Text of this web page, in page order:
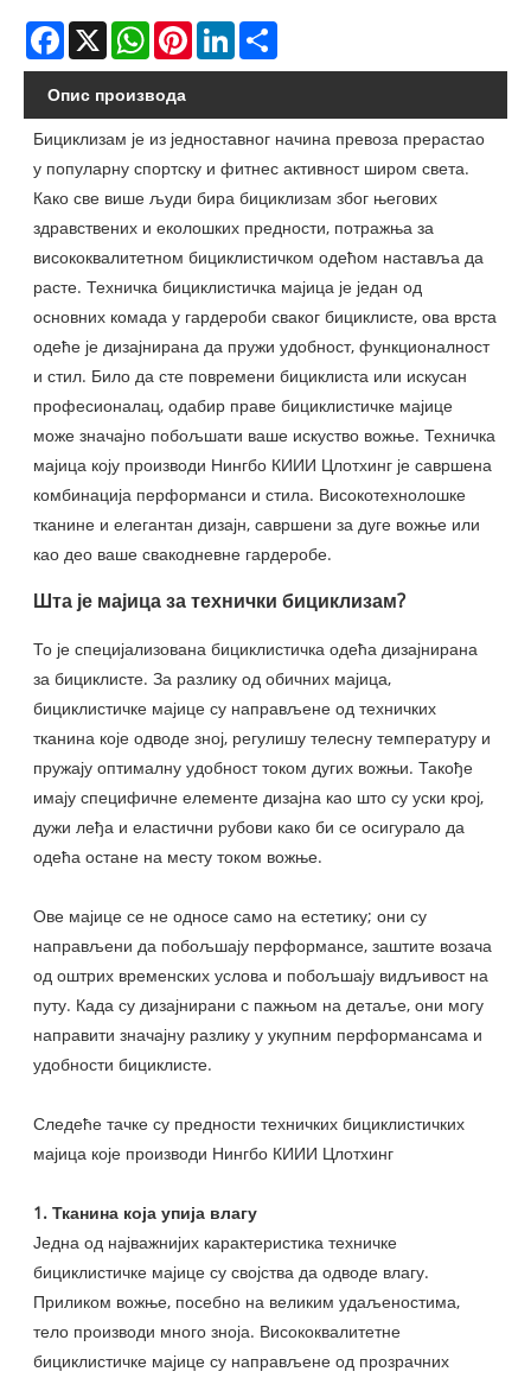
Facebook
X WhatsAppPinterestLinkedIn
Опис производа
Бициклизам је из једноставног начина превоза прерастао
у популарну спортску и фитнес активност широм света.
Како све више људи бира бициклизам због његових
здравствених и еколошких предности, потражња за
висококвалитетном бициклистичком одећом наставља да
расте. Техничка бициклистичка мајица је један од
основних комада у гардероби сваког бициклисте, ова врста
одеће је дизајнирана да пружи удобност, функционалност
и стил. Било да сте повремени бициклиста или искусан
професионалац, одабир праве бициклистичке мајице
може значајно побољшати ваше искуство вожње. Техничка
мајица коју производи Нингбо КИИИ Цлотхинг је савршена
комбинација перформанси и стила. Високотехнолошке
тканине и елегантан дизајн, савршени за дуге вожње или
као део ваше свакодневне гардеробе.
Шта је мајица за технички бициклизам?
То је специјализована бициклистичка одећа дизајнирана
за бициклисте. За разлику од обичних мајица,
бициклистичке мајице су направљене од техничких
тканина које одводе зној, регулишу телесну температуру и
пружају оптималну удобност током дугих вожњи. Такође
имају специфичне елементе дизајна као што су уски крој,
дужи леђа и еластични рубови како би се осигурало да
одећа остане на месту током вожње.
Ове мајице се не односе само на естетику; они су
направљени да побољшају перформансе, заштите возача
од оштрих временских услова и побољшају видљивост на
путу. Када су дизајнирани с пажњом на детаље, они могу
направити значајну разлику у укупним перформансама и
удобности бициклисте.
Следеће тачке су предности техничких бициклистичких
мајица које производи Нингбо КИИИ Цлотхинг
1. Тканина која упија влагу
Једна од најважнијих карактеристика техничке
бициклистичке мајице су својства да одводе влагу.
Приликом вожње, посебно на великим удаљеностима,
тело производи много зноја. Висококвалитетне
бициклистичке мајице су направљене од прозрачних